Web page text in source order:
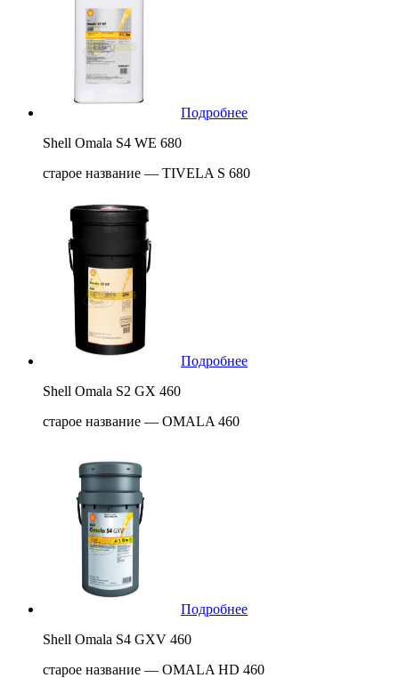
Подробнее
Shell Omala S4 WE 680
старое название — TIVELA S 680
Подробнее
Shell Omala S2 GX 460
старое название — OMALA 460
Подробнее
Shell Omala S4 GXV 460
старое название — OMALA HD 460